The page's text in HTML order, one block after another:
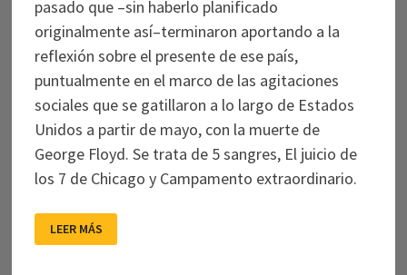
pasado que –sin haberlo planificado
originalmente así–terminaron aportando a la
reflexión sobre el presente de ese país,
puntualmente en el marco de las agitaciones
sociales que se gatillaron a lo largo de Estados
Unidos a partir de mayo, con la muerte de
George Floyd. Se trata de 5 sangres, El juicio de
los 7 de Chicago y Campamento extraordinario.
MIRADAS
AL
LEER MÁS